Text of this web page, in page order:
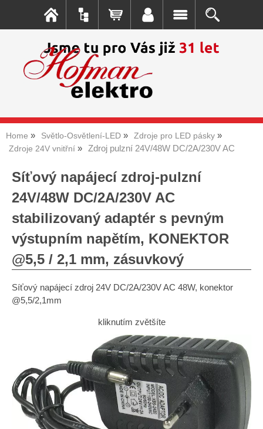
Home Světlo-Osvětlení-LED
Zdroje pro LED pásky
Zdroje 24V vnitřní
Zdroj pulzní 24V/48W DC/2A/230V AC
Síťový napájecí zdroj-pulzní
24V/48W DC/2A/230V AC
stabilizovaný adaptér s pevným
výstupním napětím, KONEKTOR
@5,5 / 2,1 mm, zásuvkový
Síťový napájecí zdroj 24V DC/2A/230V AC 48W, konektor
@5,5/2,1mm
kliknutím zvětšíte